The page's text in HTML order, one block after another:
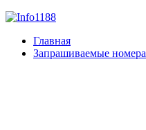
Главная
Запрашиваемые номера